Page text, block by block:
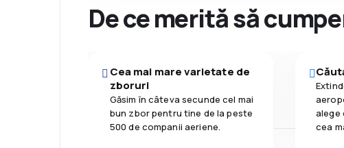
De ce merită să
Cea mai mare varietate de
zboruri
Găsim în câteva secunde cel mai
bun zbor pentru tine de la peste
500 de companii aeriene.
alege
cea